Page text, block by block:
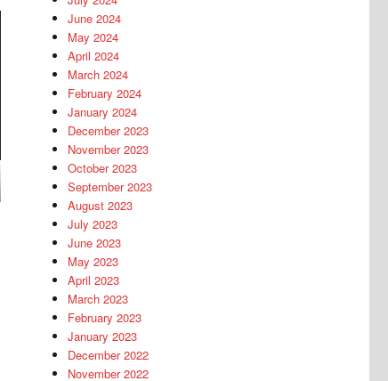
June 2024
May 2024
April 2024
March 2024
February 2024
January 2024
December 2023
November 2023
October 2023
September 2023
August 2023
July 2023
June 2023
May 2023
April 2023
March 2023
February 2023
January 2023
December 2022
November 2022